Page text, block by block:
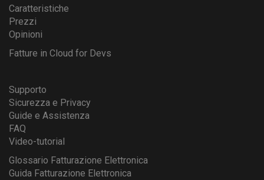
Caratteristiche
Prezzi
Opinioni
Fatture in Cloud for Devs
Supporto
Sicurezza e Privacy
Guide e Assistenza
FAQ
Video-tutorial
Glossario Fatturazione Elettronica
Guida Fatturazione Elettronica